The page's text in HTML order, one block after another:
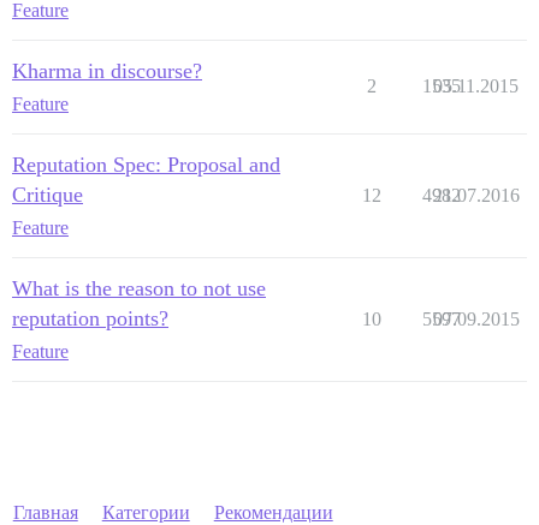
Feature
Kharma in discourse?
Feature
2 1535
05.11.2015
Reputation Spec: Proposal and
Critique
Feature
12 4982
21.07.2016
What is the reason to not use
reputation points?
Feature
10 5597
07.09.2015
Главная Категории Рекомендации